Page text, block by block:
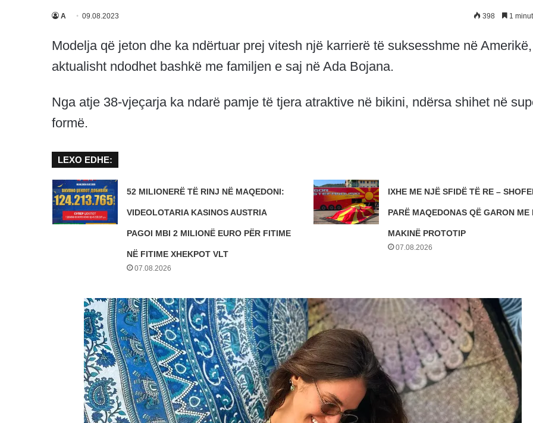
A 09.08.2023 398 1
Modelja që jeton dhe ka ndërtuar prej vitesh një karrierë të suksesshme në Amerikë,
aktualisht ndodhet bashkë me familjen e saj në Ada Bojana.
Nga atje 38-vjeçarja ka ndarë pamje të tjera atraktive në bikini, ndërsa shihet në
formë.
LEXO EDHE:
52 MILIONERË TË RINJ NË MAQEDONI:
VIDEOLOTARIA KASINOS AUSTRIA
PAGOI MBI 2 MILIONË EURO PËR FITIME
NË FITIME XHEKPOT VLT
07.08.2026
IXHE ME NJË SFIDË TË RE –
PARË MAQEDONAS QË GARON ME
MAKINË PROTOTIP
07.08.2026